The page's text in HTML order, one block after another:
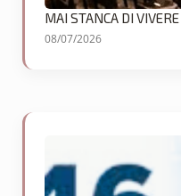
MAI STANCA DI VIVERE
08/07/2026